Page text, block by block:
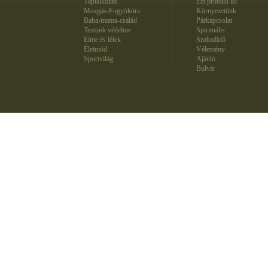
Mozgás-Fogyókúra
Baba-mama-család
Testünk védelme
Elme és lélek
Életmód
Sportvilág
Környezetünk
Párkapcsolat
Spirituális
Szabadidő
Vélemény
Ajánló
Bulvár